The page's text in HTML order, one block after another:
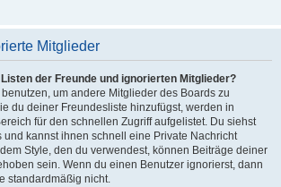
Mitglieder
der Freunde und ignorierten Mitglieder?
um andere Mitglieder des Boards zu
du deiner Freundesliste hinzufügst, werden in
für den schnellen Zugriff aufgelistet. Du siehst
und kannst ihnen schnell eine Private Nachricht
Style, den du verwendest, können Beiträge deiner
sein. Wenn du einen Benutzer ignorierst, dann
standardmäßig nicht.